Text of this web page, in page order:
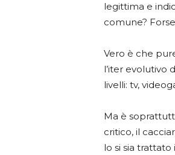
legittima e
comune?
Vero è che
l’iter evolutivo
livelli: tv,
Ma è
critico, il
lo si sia